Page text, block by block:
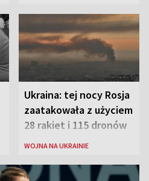
Ukraina: tej nocy Rosja
zaatakowała z użyciem
28 rakiet i 115 dronów
WOJNA NA UKRAINIE